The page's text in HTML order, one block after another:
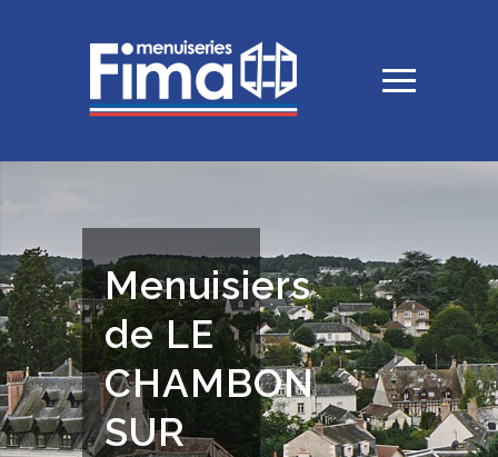
Menuisiers
de LE
CHAMBON
SUR